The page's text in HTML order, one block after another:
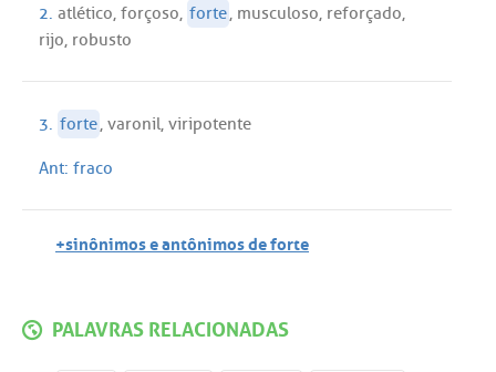
2. atlético, forçoso, forte, musculoso, reforçado,
rijo, robusto
3. forte, varonil, viripotente
Ant: fraco
+sinônimos e antônimos de forte
PALAVRAS RELACIONADAS